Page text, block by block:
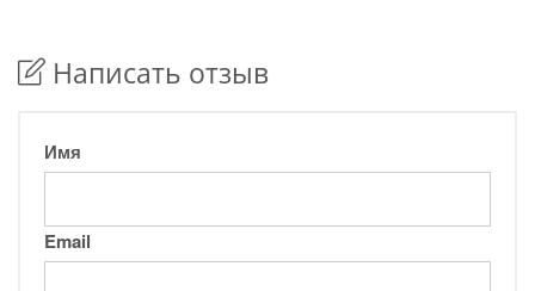
Написать отзыв
Имя
Email